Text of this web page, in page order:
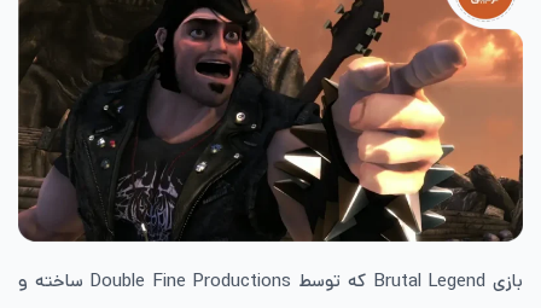
بازی Brutal Legend که توسط Double Fine Productions ساخته و